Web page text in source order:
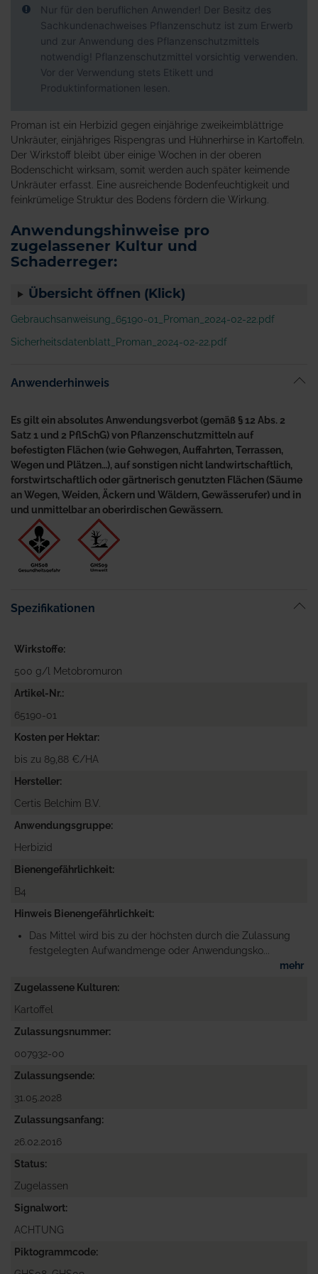
Nur für den beruflichen Anwender! Der Besitz des
Sachkundenachweises Pflanzenschutz ist zum Erwerb
und zur Anwendung des Pflanzenschutzmittels
notwendig! Pflanzenschutzmittel vorsichtig verwenden.
Vor der Verwendung stets Etikett und
Produktinformationen lesen.
Proman ist ein Herbizid gegen einjährige zweikeimblättrige
Unkräuter, einjähriges Rispengras und Hühnerhirse in Kartoffeln.
Der Wirkstoff bleibt über einige Wochen in der oberen
Bodenschicht wirksam, somit werden auch später keimende
Unkräuter erfasst. Eine ausreichende Bodenfeuchtigkeit und
feinkrümelige Struktur des Bodens fördern die Wirkung.
Anwendungshinweise pro
zugelassener Kultur und
Schaderreger:
Übersicht öffnen (Klick)
Gebrauchsanweisung_65190-01_Proman_2024-02-22.pdf
Sicherheitsdatenblatt_Proman_2024-02-22.pdf
Anwenderhinweis
Es gilt ein absolutes Anwendungsverbot (gemäß § 12 Abs. 2
Satz 1 und 2 PflSchG) von Pflanzenschutzmitteln auf
befestigten Flächen (wie Gehwegen, Auffahrten, Terrassen,
Wegen und Plätzen…), auf sonstigen nicht landwirtschaftlich,
forstwirtschaftlich oder gärtnerisch genutzten Flächen (Säume
an Wegen, Weiden, Äckern und Wäldern, Gewässerufer) und in
und unmittelbar an oberirdischen Gewässern.
Spezifikationen
Wirkstoffe
500 g/l Metobromuron
Artikel-Nr.
65190-01
Kosten per Hektar
bis zu 89,88 €/HA
Hersteller
Certis Belchim B.V.
Anwendungsgruppe
Herbizid
Bienengefährlichkeit
B4
Hinweis Bienengefährlichkeit
Das Mittel wird bis zu der höchsten durch die Zulassung
festgelegten Aufwandmenge oder Anwendungsko...
mehr
Zugelassene Kulturen
Kartoffel
Zulassungsnummer
007932-00
Zulassungsende
31.05.2028
Zulassungsanfang
26.02.2016
Status
Zugelassen
Signalwort
ACHTUNG
Piktogrammcode